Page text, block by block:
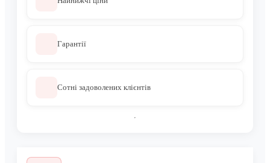
Гарантії
Сотні задоволених клієнтів